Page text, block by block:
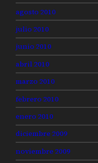
agosto 2010
julio 2010
junio 2010
abril 2010
marzo 2010
febrero 2010
enero 2010
diciembre 2009
noviembre 2009